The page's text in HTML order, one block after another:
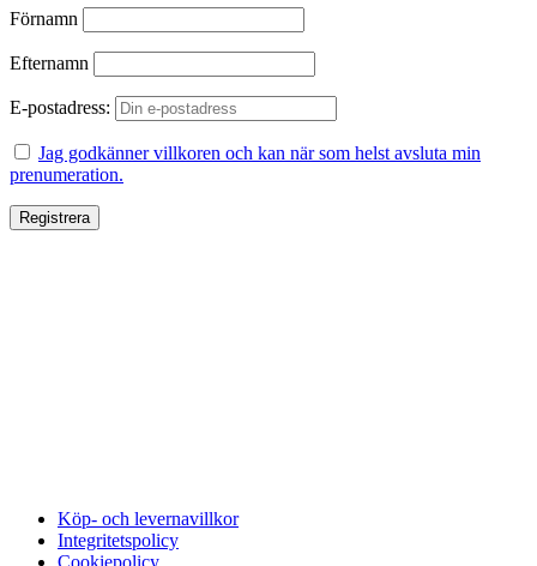
Förnamn
Efternamn
E-postadress:
Jag godkänner villkoren och kan när som helst avsluta min
prenumeration.
Köp- och levernavillkor
Integritetspolicy